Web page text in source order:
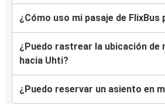
¿Cómo uso mi pasaje de FlixBus
¿Puedo rastrear la ubicación de
hacia Uhti?
¿Puedo reservar un asiento en